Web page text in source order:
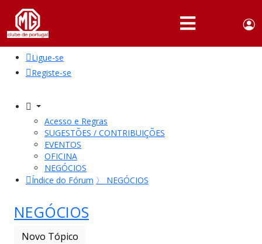
Portuguese,
English
QUEM
SOMOS
ATIVIDADES
NOTÍCIAS
FÓRUM
Ligue-se
Registe-se
Acesso e Regras
SUGESTÕES / CONTRIBUIÇÕES
EVENTOS
OFICINA
NEGÓCIOS
Índice do Fórum 〉 NEGÓCIOS
NEGÓCIOS
Novo Tópico